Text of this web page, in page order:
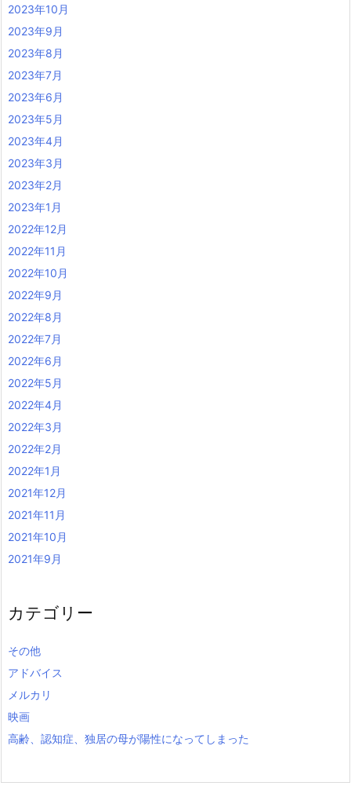
2023年10月
2023年9月
2023年8月
2023年7月
2023年6月
2023年5月
2023年4月
2023年3月
2023年2月
2023年1月
2022年12月
2022年11月
2022年10月
2022年9月
2022年8月
2022年7月
2022年6月
2022年5月
2022年4月
2022年3月
2022年2月
2022年1月
2021年12月
2021年11月
2021年10月
2021年9月
カテゴリー
その他
アドバイス
メルカリ
映画
高齢、認知症、独居の母が陽性になってしまった